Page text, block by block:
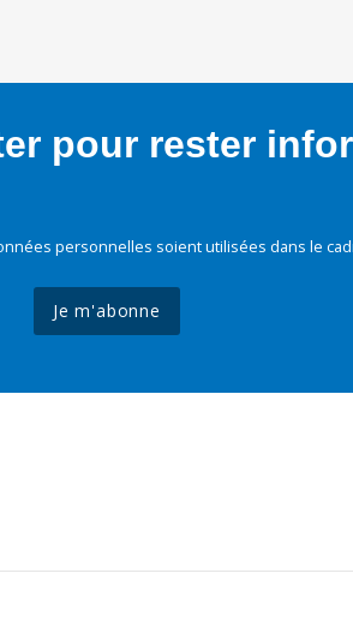
pour rester
personnelles soient utilisées dans le
Je m'abonne